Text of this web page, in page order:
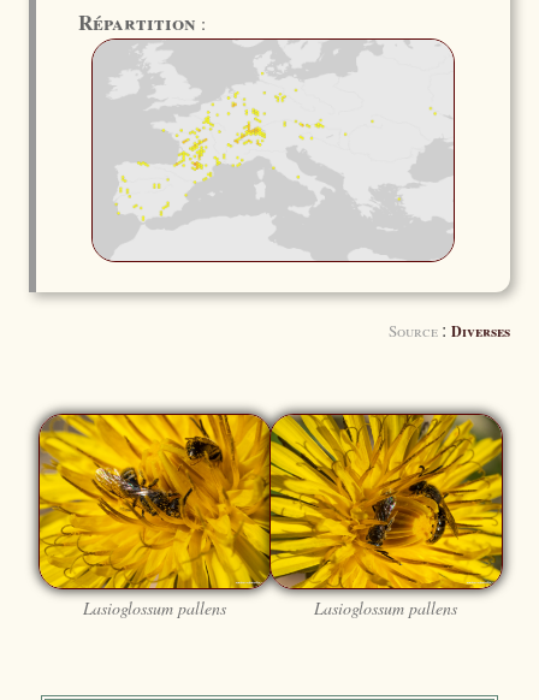
Répartition :
Source : Diverses
Lasioglossum pallens Lasioglossum pallens